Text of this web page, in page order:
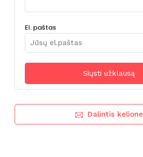
El. paštas
Dalintis kelione